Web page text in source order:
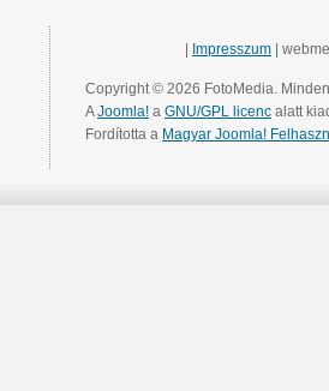
Impresszum |
Copyright © 2026 FotoMedia.
AJoomla! a GNU/GPL licenc alatt
Fordította a Magyar Joomla!